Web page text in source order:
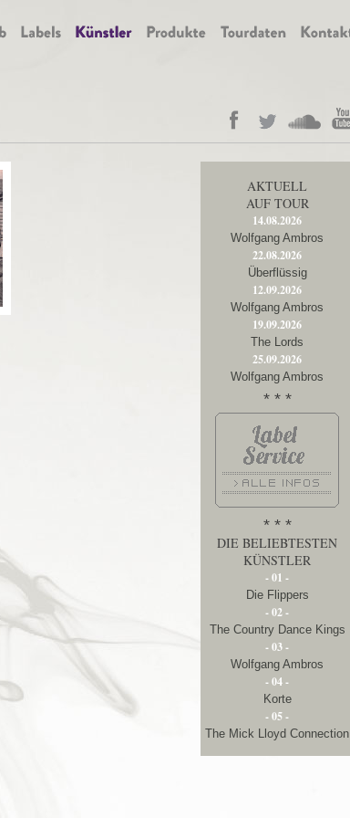
AKTUELL
AUF TOUR
14.08.2026
Wolfgang Ambros
22.08.2026
Überflüssig
12.09.2026
Wolfgang Ambros
19.09.2026
The Lords
25.09.2026
Wolfgang Ambros
* * *
* * *
DIE BELIEBTESTEN
KÜNSTLER
- 01 -
Die Flippers
- 02 -
The Country Dance Kings
- 03 -
Wolfgang Ambros
- 04 -
Korte
- 05 -
The Mick Lloyd Connection